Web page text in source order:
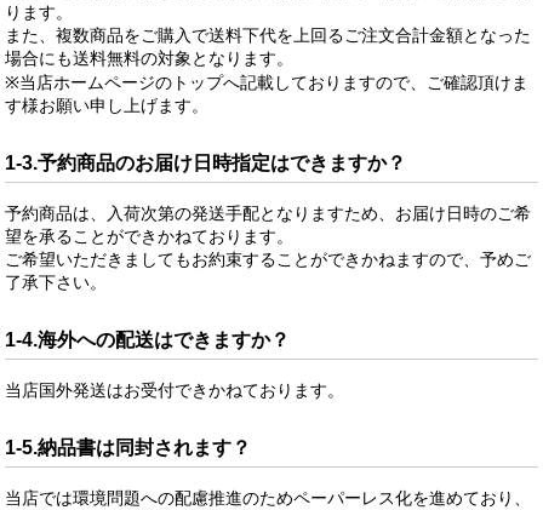
ります。
また、複数商品をご購入で送料下代を上回るご注文合計金額となった
場合にも送料無料の対象となります。
※当店ホームページのトップへ記載しておりますので、ご確認頂けま
す様お願い申し上げます。
1-3.予約商品のお届け日時指定はできますか？
予約商品は、入荷次第の発送手配となりますため、お届け日時のご希
望を承ることができかねております。
ご希望いただきましてもお約束することができかねますので、予めご
了承下さい。
1-4.海外への配送はできますか？
当店国外発送はお受付できかねております。
1-5.納品書は同封されます？
当店では環境問題への配慮推進のためペーパーレス化を進めており、